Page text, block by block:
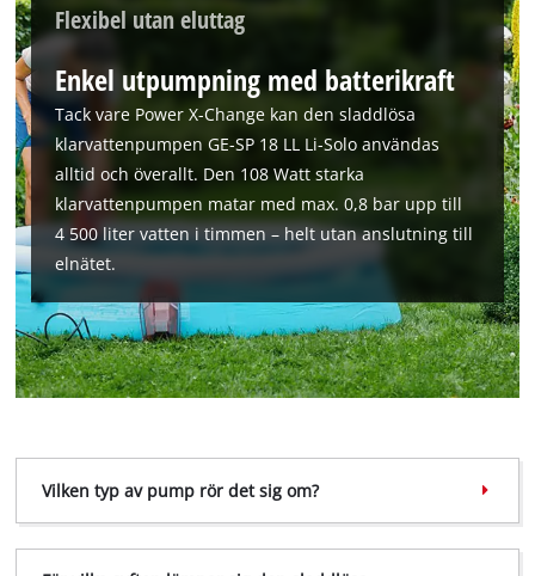
Flexibel utan eluttag
Enkel utpumpning med batterikraft
Tack vare Power X-Change kan den sladdlösa
klarvattenpumpen GE-SP 18 LL Li-Solo användas
alltid och överallt. Den 108 Watt starka
klarvattenpumpen matar med max. 0,8 bar upp till
4 500 liter vatten i timmen – helt utan anslutning till
elnätet.
Vilken typ av pump rör det sig om?